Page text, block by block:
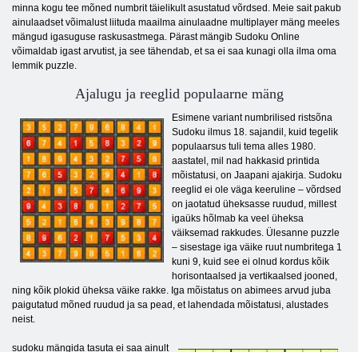
minna kogu tee mõned numbrit täielikult asustatud võrdsed. Meie sait pakub
ainulaadset võimalust liituda maailma ainulaadne multiplayer mäng meeles
mängud igasuguse raskusastmega. Pärast mängib Sudoku Online
võimaldab igast arvutist, ja see tähendab, et sa ei saa kunagi olla ilma oma
lemmik puzzle.
Ajalugu ja reeglid populaarne mäng
Esimene variant numbrilised ristsõna
Sudoku ilmus 18. sajandil, kuid tegelik
populaarsus tuli tema alles 1980.
aastatel, mil nad hakkasid printida
mõistatusi, on Jaapani ajakirja. Sudoku
reeglid ei ole väga keeruline – võrdsed
on jaotatud üheksasse ruudud, millest
igaüks hõlmab ka veel üheksa
väiksemad rakkudes. Ülesanne puzzle
– sisestage iga väike ruut numbritega 1
kuni 9, kuid see ei olnud kordus kõik
horisontaalsed ja vertikaalsed jooned,
ning kõik plokid üheksa väike rakke. Iga mõistatus on abimees arvud juba
paigutatud mõned ruudud ja sa pead, et lahendada mõistatusi, alustades
neist.
sudoku mängida tasuta ei saa ainult